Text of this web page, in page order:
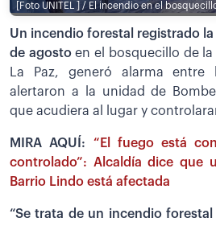
[Foto UNITEL ] / El incendio en el
Un incendio forestal registrado
de agostoen el bosquecillo de la
La Paz, generó alarma entre
alertaron a la unidad de
que acudiera al lugar y
MIRA AQUÍ: “El fuego está
controlado”: Alcaldía dice que
Barrio Lindo está afectada
“Se trata de un incendio